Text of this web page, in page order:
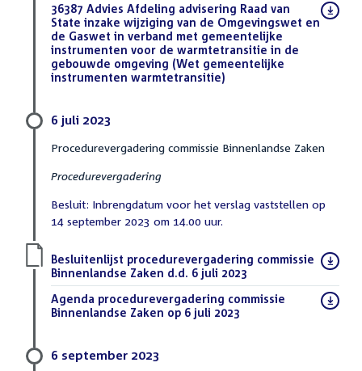
Download
bestand:
36387 Advies Afdeling advisering Raad van
State inzake wijziging van de Omgevingswet en
de Gaswet in verband met gemeentelijke
instrumenten voor de warmtetransitie in de
gebouwde omgeving (Wet gemeentelijke
instrumenten warmtetransitie)
6 juli 2023
Procedurevergadering commissie Binnenlandse Zaken
Procedurevergadering
Besluit: Inbrengdatum voor het verslag vaststellen op
14 september 2023 om 14.00 uur.
Download
bestand:
Besluitenlijst procedurevergadering commissie
Binnenlandse Zaken d.d. 6 juli 2023
Download
bestand:
Agenda procedurevergadering commissie
Binnenlandse Zaken op 6 juli 2023
6 september 2023